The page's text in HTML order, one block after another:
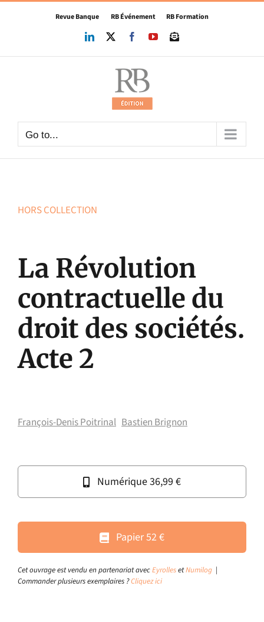
Skip
Revue Banque RB Événement RB Formation
LinkedIn FacebookYouTubeNewsletter
Go to...
HORS COLLECTION
La Révolution
contractuelle du
droit des sociétés.
Acte 2
François-Denis Poitrinal Bastien Brignon
Numérique 36,99 €
Papier 52 €
Cet ouvrage est vendu en partenariat avecEyrollesetNumilog|
Commander plusieurs exemplaires ?Cliquez ici